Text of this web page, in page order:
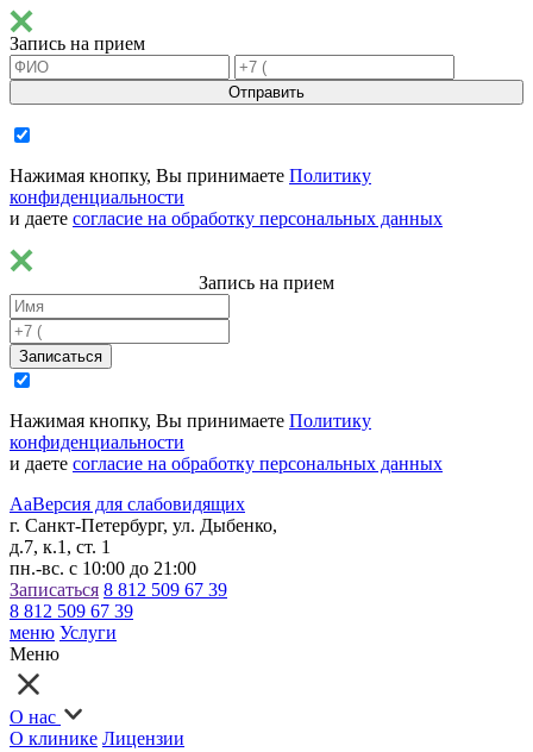
Запись на прием
Отправить
Нажимая кнопку, Вы принимаете Политику
конфиденциальности
и даете согласие на обработку персональных данных
Запись на прием
Записаться
Нажимая кнопку, Вы принимаете Политику
конфиденциальности
и даете согласие на обработку персональных данных
AaВерсия для слабовидящих
г. Санкт-Петербург, ул. Дыбенко,
д.7, к.1, ст. 1
пн.-вс. с 10:00 до 21:00
Записаться 8 812 509 67 39
8 812 509 67 39
меню Услуги
Меню
О нас
О клинике Лицензии